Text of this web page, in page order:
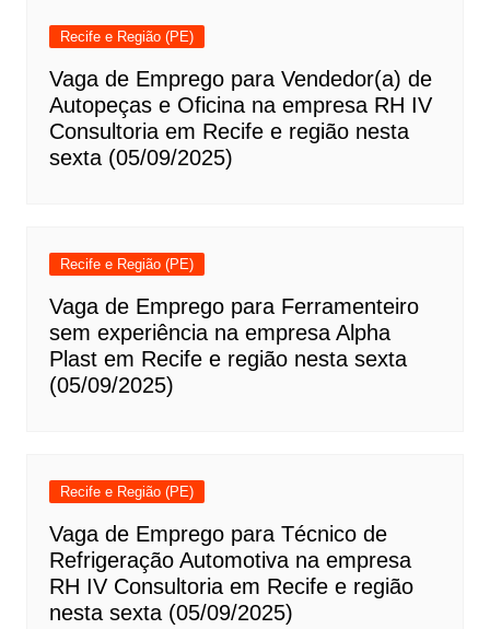
Recife e Região (PE)
Vaga de Emprego para Vendedor(a) de
Autopeças e Oficina na empresa RH IV
Consultoria em Recife e região nesta
sexta (05/09/2025)
Recife e Região (PE)
Vaga de Emprego para Ferramenteiro
sem experiência na empresa Alpha
Plast em Recife e região nesta sexta
(05/09/2025)
Recife e Região (PE)
Vaga de Emprego para Técnico de
Refrigeração Automotiva na empresa
RH IV Consultoria em Recife e região
nesta sexta (05/09/2025)